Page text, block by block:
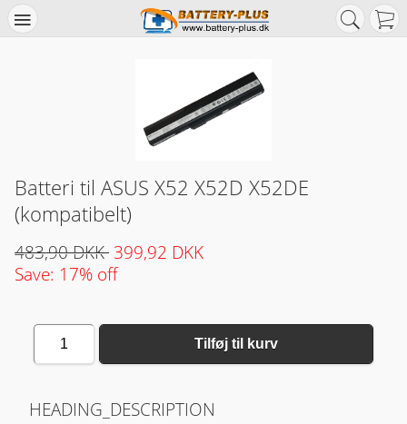
Batteri til ASUS X52 X52D X52DE
(kompatibelt)
483,90 DKK 399,92 DKK
Save: 17% off
1 Tilføj til kurv
HEADING_DESCRIPTION